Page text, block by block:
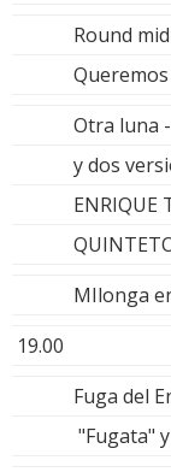
Round
Queremos
Otra luna -
y dos
ENRIQUE
MIlonga
19.00
Fuga del
"Fugata"